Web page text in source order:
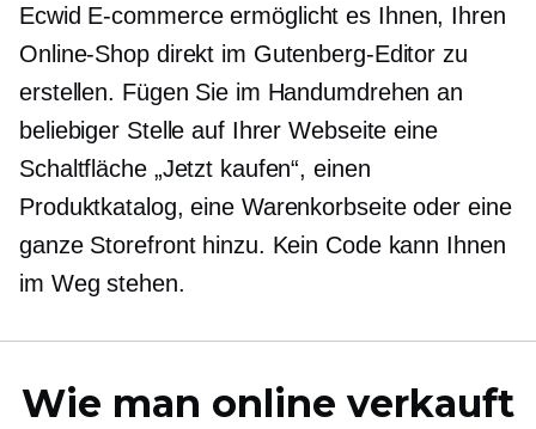
Ecwid E-commerceermöglicht es Ihnen, Ihren
Online-Shop direkt im Gutenberg-Editor zu
erstellen. Fügen Sie im Handumdrehen an
beliebiger Stelle auf Ihrer Webseite eine
Schaltfläche „Jetzt kaufen“, einen
Produktkatalog, eine Warenkorbseite oder eine
ganze Storefront hinzu. Kein Code kann Ihnen
im Weg stehen.
Wie man online verkauft